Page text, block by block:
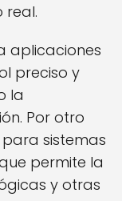
real.
aplicaciones
preciso y
la
Por otro
sistemas
permite la
y otras